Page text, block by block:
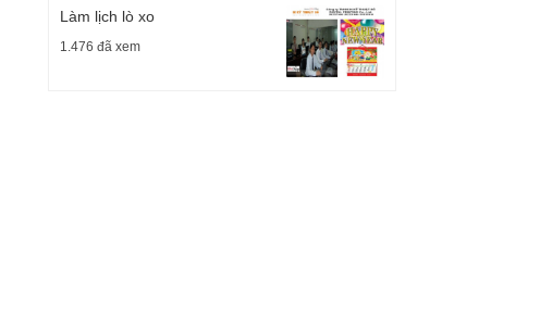
Làm lịch lò xo
1.476 đã xem